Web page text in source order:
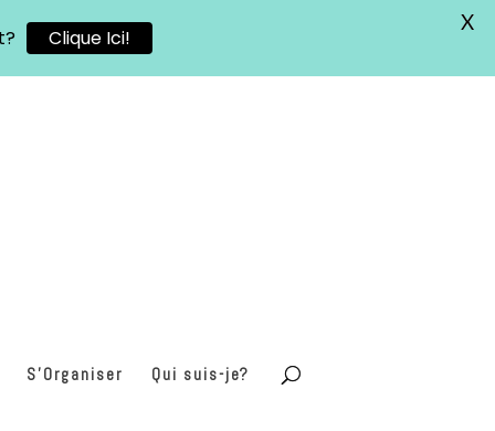
S’Organiser Qui suis-je?
Clique Ici!
X